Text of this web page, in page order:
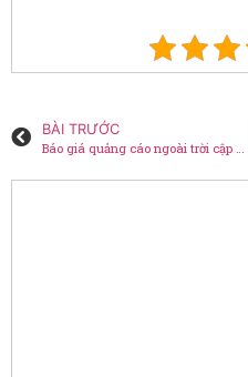
BÀI TRƯỚC
Báo giá quảng cáo ngoài trời cập nhập mới nhất